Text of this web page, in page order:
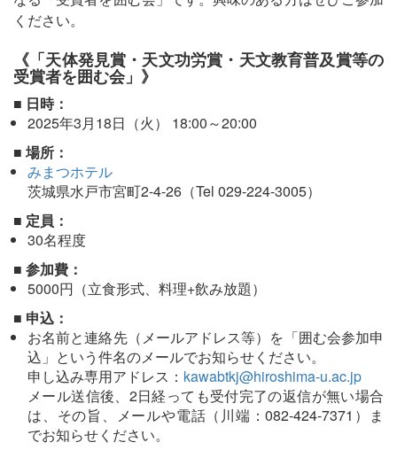
ください。
《「天体発見賞・天文功労賞・天文教育普及賞等の
受賞者を囲む会」》
■ 日時：
2025年3月18日（火） 18:00～20:00
■ 場所：
みまつホテル
茨城県水戸市宮町2-4-26（Tel 029-224-3005）
■ 定員：
30名程度
■ 参加費：
5000円（立食形式、料理+飲み放題）
■ 申込：
お名前と連絡先（メールアドレス等）を「囲む会参加申
込」という件名のメールでお知らせください。
申し込み専用アドレス： kawabtkj@hiroshima-u.ac.jp
メール送信後、2日経っても受付完了の返信が無い場合
は、その旨、メールや電話（川端：082-424-7371）ま
でお知らせください。